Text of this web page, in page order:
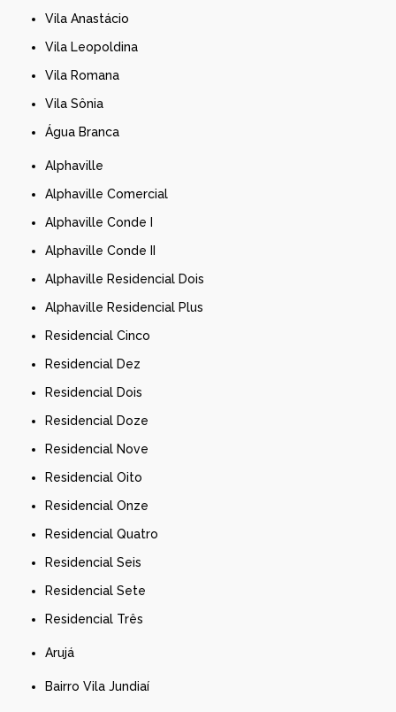
Vila Anastácio
Vila Leopoldina
Vila Romana
Vila Sônia
Água Branca
Alphaville
Alphaville Comercial
Alphaville Conde I
Alphaville Conde II
Alphaville Residencial Dois
Alphaville Residencial Plus
Residencial Cinco
Residencial Dez
Residencial Dois
Residencial Doze
Residencial Nove
Residencial Oito
Residencial Onze
Residencial Quatro
Residencial Seis
Residencial Sete
Residencial Três
Arujá
Bairro Vila Jundiaí